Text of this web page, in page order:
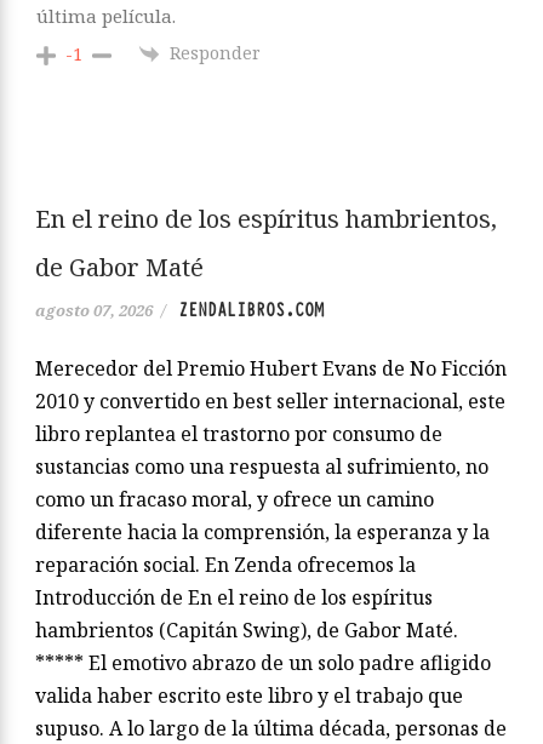
última película.
-1 Responder
En el reino de los espíritus hambrientos,
de Gabor Maté
agosto 07, 2026 / ZENDALIBROS.COM
Merecedor del Premio Hubert Evans de No Ficción
2010 y convertido en best seller internacional, este
libro replantea el trastorno por consumo de
sustancias como una respuesta al sufrimiento, no
como un fracaso moral, y ofrece un camino
diferente hacia la comprensión, la esperanza y la
reparación social. En Zenda ofrecemos la
Introducción de En el reino de los espíritus
hambrientos (Capitán Swing), de Gabor Maté.
***** El emotivo abrazo de un solo padre afligido
valida haber escrito este libro y el trabajo que
supuso. A lo largo de la última década, personas de